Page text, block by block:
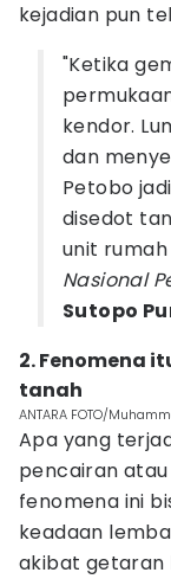
kejadian pun
"Ketika
kendor.
dan
Petobo
disedot
unit
Nasional
Sutopo
2. Fenomena
tanah
ANTARA FOTO/
Apa yang
pencairan atau
fenomena ini
keadaan
akibat getaran